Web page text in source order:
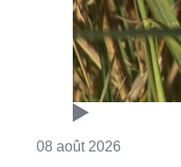
flashée à
Tervuren”